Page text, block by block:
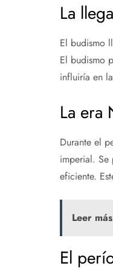
La
El budismo
El budismo
influiría en
La era
Durante el
imperial. Se
eficiente.
Leer más
El